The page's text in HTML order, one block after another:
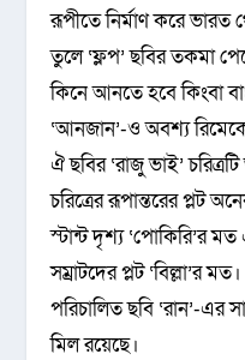
রূপীতে নির্মাণ করে ভারত
তুলে ‘ফ্লপ’ ছবির তকমা
কিনে আনতে হবে কিংবা
‘আনজান’-ও অবশ্য
ঐ ছবির ‘রাজু ভাই’
চরিত্রের রূপান্তরের প্লট
স্টান্ট দৃশ্য ‘পোকিরি’র
সম্রাটদের প্লট ‘বিল্লা’র
পরিচালিত ছবি ‘রান’-
মিল রয়েছে।